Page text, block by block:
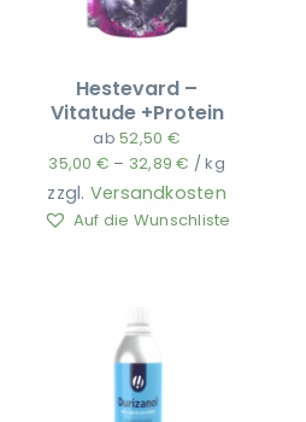
Hestevard –
Vitatude +Protein
ab52,50 €
35,00 € – 32,89€ /kg
zzgl. Versandkosten
Auf die Wunschliste